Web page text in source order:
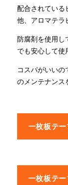
配合されている
他、アロマテラ
防腐剤を使用し
でも安心して使
コスパがいい
のメンテナンス
一枚板テ
一枚板テ